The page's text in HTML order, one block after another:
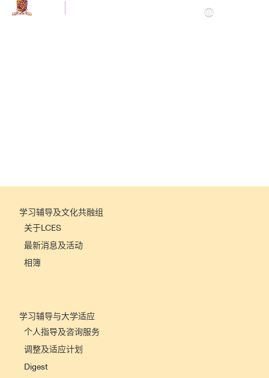
学习辅导及文化共融组
关于LCES
最新消息及活动
相簿
学习辅导与大学适应
个人指导及咨询服务
调整及适应计划
Digest